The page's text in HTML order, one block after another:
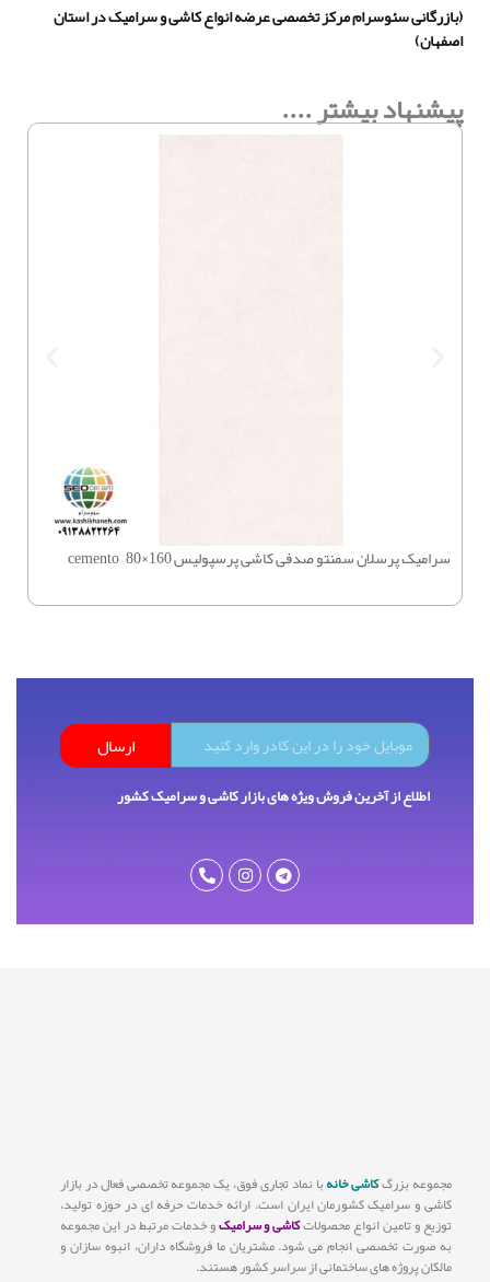
(بازرگانی سئوسرام مرکز تخصصی عرضه انواع کاشی و سرامیک در استان
اصفهان)
پیشنهاد بیشتر ....
سرامیک پرسلان سمنتو صدفی کاشی پرسپولیس 160×80 – cemento
ارسال
اطلاع از آخرین فروش ویژه های بازار کاشی و سرامیک کشور
مجموعه بزرگکاشی خانهبا نماد تجاری فوق، یک مجموعه تخصصی فعال در بازار
کاشی و سرامیک کشورمان ایران است. ارائه خدمات حرفه ای در حوزه تولید،
توزیع و تامین انواع محصولاتکاشی و سرامیکو خدمات مرتبط در این مجموعه
به صورت تخصصی انجام می شود. مشتریان ما فروشگاه داران، انبوه سازان و
مالکان پروژه های ساختمانی از سراسر کشور هستند.